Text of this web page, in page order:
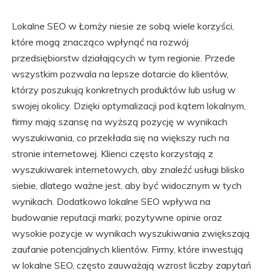
Lokalne SEO w Łomży niesie ze sobą wiele korzyści,
które mogą znacząco wpłynąć na rozwój
przedsiębiorstw działających w tym regionie. Przede
wszystkim pozwala na lepsze dotarcie do klientów,
którzy poszukują konkretnych produktów lub usług w
swojej okolicy. Dzięki optymalizacji pod kątem lokalnym,
firmy mają szansę na wyższą pozycję w wynikach
wyszukiwania, co przekłada się na większy ruch na
stronie internetowej. Klienci często korzystają z
wyszukiwarek internetowych, aby znaleźć usługi blisko
siebie, dlatego ważne jest, aby być widocznym w tych
wynikach. Dodatkowo lokalne SEO wpływa na
budowanie reputacji marki; pozytywne opinie oraz
wysokie pozycje w wynikach wyszukiwania zwiększają
zaufanie potencjalnych klientów. Firmy, które inwestują
w lokalne SEO, często zauważają wzrost liczby zapytań